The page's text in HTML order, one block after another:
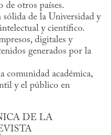
de otros países.
sólida de la Universidad y
y científico.
digitales y
generados por la
comunidad académica,
y el público en
DE LA